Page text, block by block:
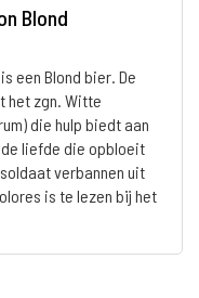
Blond
een Blond bier. De
het zgn. Witte
die hulp biedt aan
liefde die opbloeit
verbannen uit
is te lezen bij het